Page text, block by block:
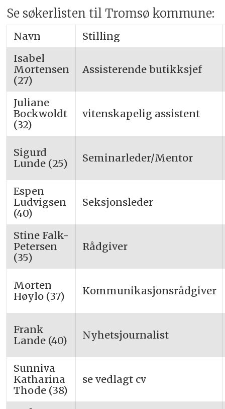
Se søkerlisten til Tromsø kommune:
Navn
Stilling
Isabel
Mortensen
(27)
Assisterende butikksjef
Juliane
Bockwoldt
(32)
vitenskapelig assistent
Sigurd
Lunde (25)
Seminarleder/Mentor
Espen
Ludvigsen
(40)
Seksjonsleder
Stine Falk-
Petersen
(35)
Rådgiver
Morten
Høylo (37)
Kommunikasjonsrådgiver
Frank
Lande (40)
Nyhetsjournalist
Sunniva
Katharina
Thode (38)
se vedlagt cv